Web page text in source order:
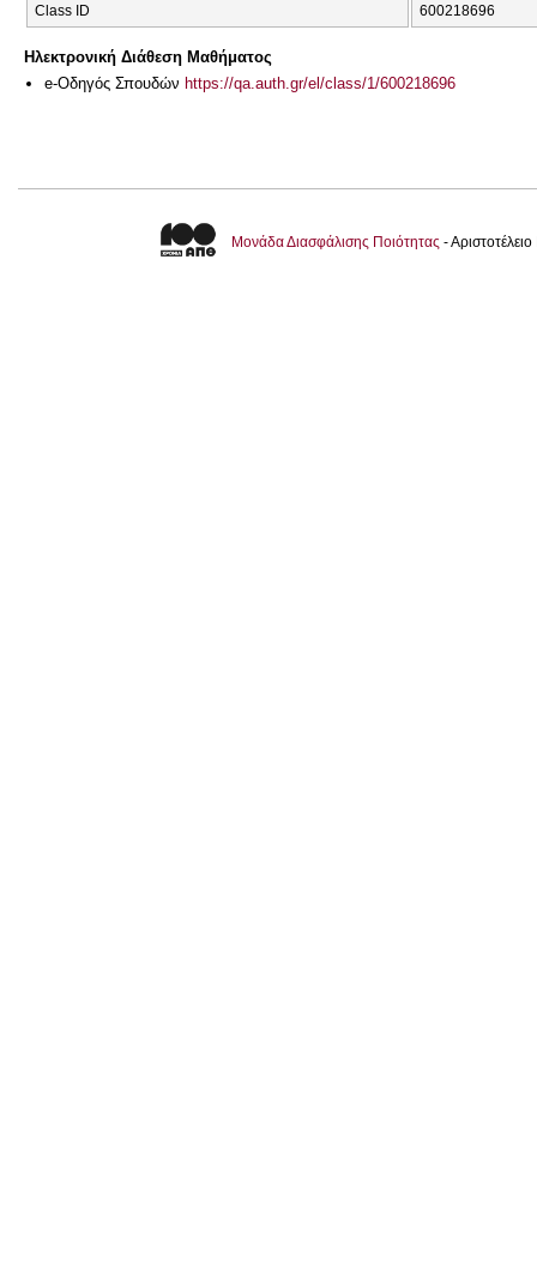
Class ID 600218696
Ηλεκτρονική Διάθεση Μαθήματος
e-Οδηγός Σπουδών https://qa.auth.gr/el/class/1/600218696
Μονάδα Διασφάλισης Ποιότητας -